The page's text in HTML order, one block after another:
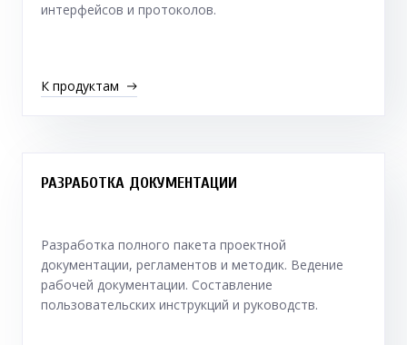
интерфейсов и протоколов.
К продуктам
РАЗРАБОТКА ДОКУМЕНТАЦИИ
Разработка полного пакета проектной
документации, регламентов и методик. Ведение
рабочей документации. Составление
пользовательских инструкций и руководств.